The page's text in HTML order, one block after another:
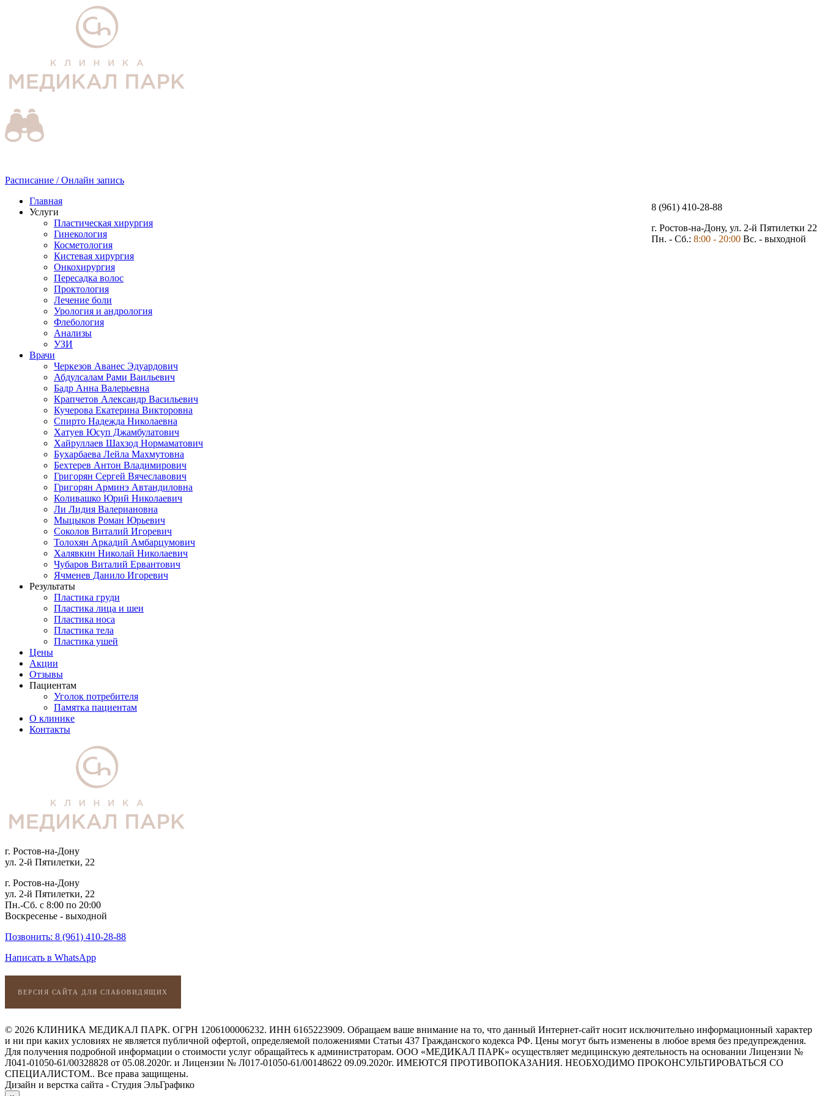
Расписание / Онлайн запись
8 (961) 410-28-88
г. Ростов-на-Дону, ул. 2-й Пятилетки 22
Пн. - Сб.: 8:00 - 20:00 Вс. - выходной
Главная
Услуги
Пластическая хирургия
Гинекология
Косметология
Кистевая хирургия
Онкохирургия
Пересадка волос
Проктология
Лечение боли
Урология и андрология
Флебология
Анализы
УЗИ
Врачи
Черкезов Аванес Эдуардович
Абдулсалам Рами Ваильевич
Бадр Анна Валерьевна
Крапчетов Александр Васильевич
Кучерова Екатерина Викторовна
Спирто Надежда Николаевна
Хатуев Юсуп Джамбулатович
Хайруллаев Шахзод Нормаматович
Бухарбаева Лейла Махмутовна
Бехтерев Антон Владимирович
Григорян Сергей Вячеславович
Григорян Арминэ Автандиловна
Коливашко Юрий Николаевич
Ли Лидия Валериановна
Мыцыков Роман Юрьевич
Соколов Виталий Игоревич
Толохян Аркадий Амбарцумович
Халявкин Николай Николаевич
Чубаров Виталий Ервантович
Ячменев Данило Игоревич
Результаты
Пластика груди
Пластика лица и шеи
Пластика носа
Пластика тела
Пластика ушей
Цены
Акции
Отзывы
Пациентам
Уголок потребителя
Памятка пациентам
О клинике
Контакты
г. Ростов-на-Дону
ул. 2-й Пятилетки, 22
г. Ростов-на-Дону
ул. 2-й Пятилетки, 22
Пн.-Сб. с 8:00 по 20:00
Воскресенье - выходной
Позвонить: 8 (961) 410-28-88
Написать в WhatsApp
ВЕРСИЯ САЙТА ДЛЯ СЛАБОВИДЯЩИХ
© 2026 КЛИНИКА МЕДИКАЛ ПАРК. ОГРН 1206100006232. ИНН 6165223909. Обращаем ваше внимание на то, что данный Интернет-сайт носит исключительно информационный характер
и ни при каких условиях не является публичной офертой, определяемой положениями Статьи 437 Гражданского кодекса РФ. Цены могут быть изменены в любое время без предупреждения.
Для получения подробной информации о стоимости услуг обращайтесь к администраторам. ООО «МЕДИКАЛ ПАРК» осуществляет медицинскую деятельность на основании Лицензии №
Л041-01050-61/00328828 от 05.08.2020г. и Лицензии № Л017-01050-61/00148622 09.09.2020г. ИМЕЮТСЯ ПРОТИВОПОКАЗАНИЯ. НЕОБХОДИМО ПРОКОНСУЛЬТИРОВАТЬСЯ СО
СПЕЦИАЛИСТОМ.. Все права защищены.
Дизайн и верстка сайта - Студия ЭльГрафико